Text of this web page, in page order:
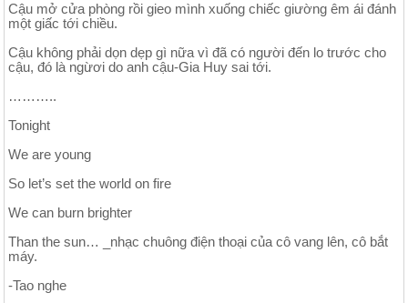
Cậu mở cửa phòng rồi gieo mình xuống chiếc giường êm ái đánh
một giấc tới chiều.
Cậu không phải dọn dẹp gì nữa vì đã có người đến lo trước cho
cậu, đó là ngừơi do anh cậu-Gia Huy sai tới.
………..
Tonight
We are young
So let’s set the world on fire
We can burn brighter
Than the sun… _nhạc chuông điện thoại của cô vang lên, cô bắt
máy.
-Tao nghe